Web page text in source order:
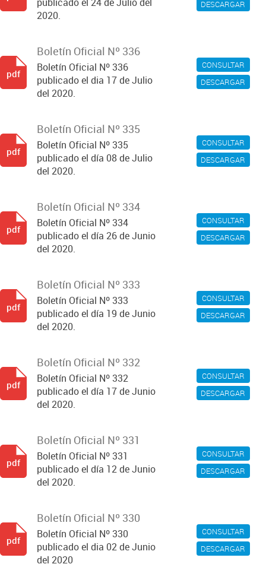
DESCARGAR
2020.
CONSULTAR
DESCARGAR
Boletín Oficial Nº 336
Boletín Oficial Nº 336
publicado el dia 17 de Julio
del 2020.
pdf
CONSULTAR
DESCARGAR
Boletín Oficial Nº 335
Boletín Oficial Nº 335
publicado el día 08 de Julio
del 2020.
pdf
CONSULTAR
DESCARGAR
Boletín Oficial Nº 334
Boletín Oficial Nº 334
publicado el día 26 de Junio
del 2020.
pdf
CONSULTAR
DESCARGAR
Boletín Oficial Nº 333
Boletín Oficial Nº 333
publicado el día 19 de Junio
del 2020.
pdf
CONSULTAR
DESCARGAR
Boletín Oficial Nº 332
Boletín Oficial Nº 332
publicado el día 17 de Junio
del 2020.
pdf
CONSULTAR
DESCARGAR
Boletín Oficial Nº 331
Boletín Oficial Nº 331
publicado el día 12 de Junio
del 2020.
pdf
CONSULTAR
DESCARGAR
Boletín Oficial Nº 330
Boletín Oficial Nº 330
publicado el dia 02 de Junio
del 2020
pdf